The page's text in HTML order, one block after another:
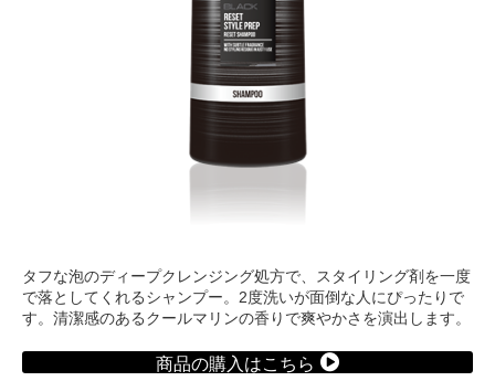
タフな泡のディープクレンジング処方で、スタイリング剤を一度
で落としてくれるシャンプー。2度洗いが面倒な人にぴったりで
す。清潔感のあるクールマリンの香りで爽やかさを演出します。
商品の購入はこちら